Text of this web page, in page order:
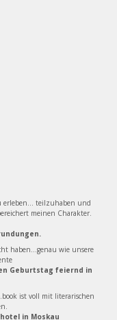
erleben... teilzuhaben und
meinen Charakter.
haben...genau wie unsere
Geburtstag feiernd in
ist voll mit literarischen
in Moskau